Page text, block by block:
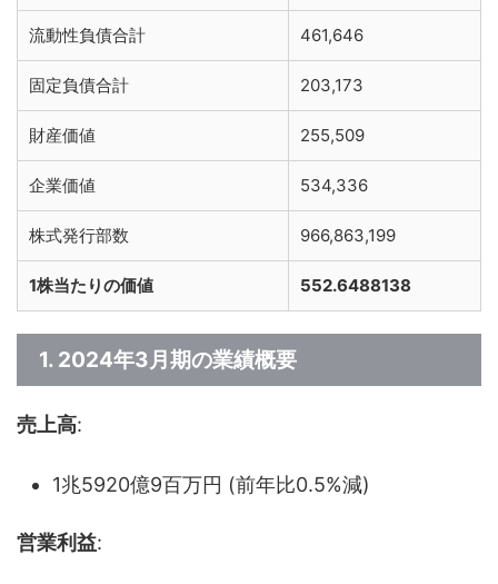
流動性負債合計 461,646
固定負債合計 203,173
財産価値 255,509
企業価値 534,336
株式発行部数 966,863,199
1株当たりの価値 552.6488138
1. 2024年3月期の業績概要
売上高:
1兆5920億9百万円 (前年比0.5%減)
営業利益: